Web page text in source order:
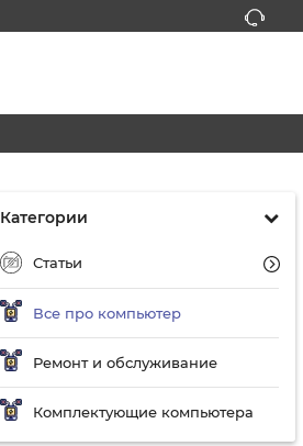
Категории
Статьи
Все про компьютер
Ремонт и обслуживание
Комплектующие компьютера